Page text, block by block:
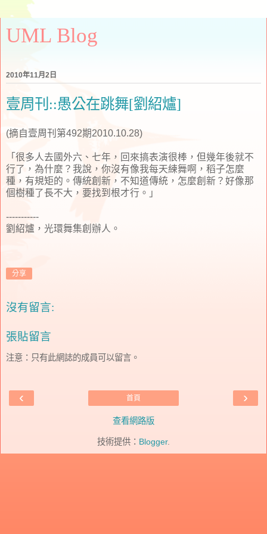
UML Blog
2010年11月2日
壹周刊::愚公在跳舞[劉紹爐]
(摘自壹周刊第492期2010.10.28)
「很多人去國外六、七年，回來搞表演很棒，但幾年後就不
行了，為什麼？我說，你沒有像我每天練舞啊，稻子怎麼
種，有規矩的。傳統創新，不知道傳統，怎麼創新？好像那
個樹種了長不大，要找到根才行。」
-----------
劉紹爐，光環舞集創辦人。
分享
沒有留言:
張貼留言
注意：只有此網誌的成員可以留言。
‹ ›
首頁
查看網路版
技術提供： Blogger.